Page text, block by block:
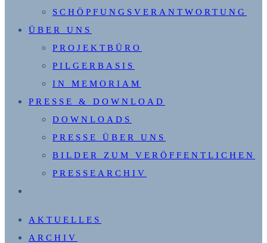
SCHÖPFUNGSVERANTWORTUNG
ÜBER UNS
PROJEKTBÜRO
PILGERBASIS
IN MEMORIAM
PRESSE & DOWNLOAD
DOWNLOADS
PRESSE ÜBER UNS
BILDER ZUM VERÖFFENTLICHEN
PRESSEARCHIV
UMSCHALTEN
AKTUELLES
ARCHIV